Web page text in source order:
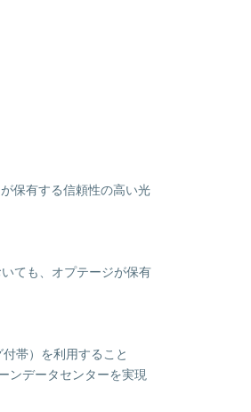
保有する信頼性の高い光
ても、オプテージが保有
帯）を利用すること
ンデータセンターを実現